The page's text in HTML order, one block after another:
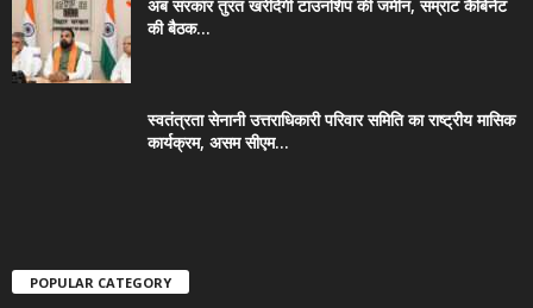
अब सरकार तुरंत खरीदेगी टाउनशिप की जमीन, सम्राट कैबिनेट
की बैठक...
स्वतंत्रता सेनानी उत्तराधिकारी परिवार समिति का राष्ट्रीय मासिक
कार्यक्रम, असम सीएम...
POPULAR CATEGORY